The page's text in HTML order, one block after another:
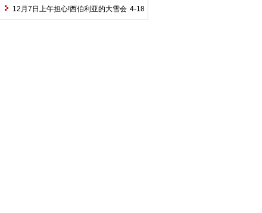
山拜“石镜”
4-18
12月7日上午担心!西伯利亚的大雪会